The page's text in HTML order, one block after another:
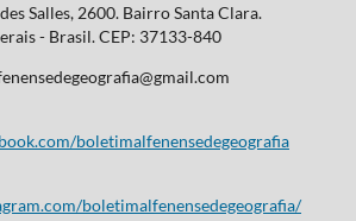
Salles, 2600. Bairro Santa Clara.
- Brasil. CEP: 37133-840
boletimalfenensedegeografia
boletimalfenensedegeografia/